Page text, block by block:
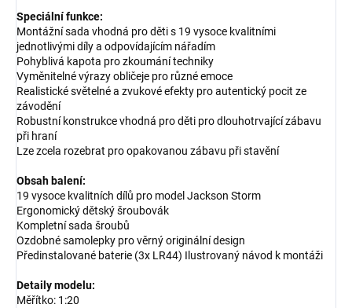
Speciální funkce:
Montážní sada vhodná pro děti s 19 vysoce kvalitními
jednotlivými díly a odpovídajícím nářadím
Pohyblivá kapota pro zkoumání techniky
Vyměnitelné výrazy obličeje pro různé emoce
Realistické světelné a zvukové efekty pro autentický pocit ze
závodění
Robustní konstrukce vhodná pro děti pro dlouhotrvající zábavu
při hraní
Lze zcela rozebrat pro opakovanou zábavu při stavění
Obsah balení:
19 vysoce kvalitních dílů pro model Jackson Storm
Ergonomický dětský šroubovák
Kompletní sada šroubů
Ozdobné samolepky pro věrný originální design
Předinstalované baterie (3x LR44) Ilustrovaný návod k montáži
Detaily modelu:
Měřítko: 1:20